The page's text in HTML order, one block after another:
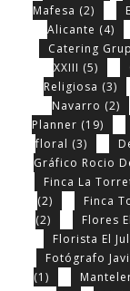
Mafesa (2)
Alicante (4)
Catering
XXIII (5)
Religiosa (3)
Navarro (2)
Planner (19)
floral (3)
Gráfico Rocio
Finca La
(2)
Finca
(2)
Flores
Florista El
Fotógrafo
(1)